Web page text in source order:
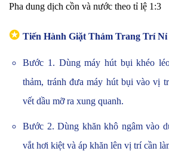
Pha dung dịch cồn và nước theo tỉ lệ 1:3
✪ Tiến Hành Giặt Thảm Trang Trí Nỉ
Bước 1. Dùng máy hút bụi khéo
thảm, tránh đưa máy hút bụi vào vị
vết dầu mỡ ra xung quanh.
Bước 2. Dùng khăn khô ngâm vào
vắt hơi kiệt và áp khăn lên vị trí cần